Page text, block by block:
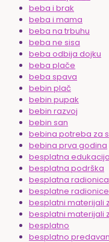
beba i brak
beba i mama
beba na trbuhu
beba ne sisa
beba odbija dojku
beba plače
beba spava
bebin plač
bebin pupak
bebin razvoj
bebin san
bebina potreba za
bebina prva godina
besplatna edukacija
besplatna podrška
besplatna radionica
besplatne radionice
besplatni materijali
besplatni materijali
besplatno
besplatno